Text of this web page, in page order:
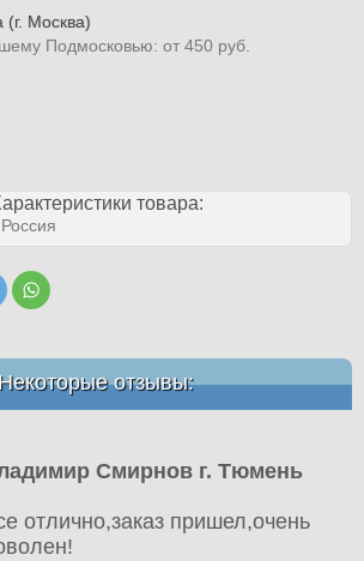
(г. Москва)
Подмосковью: от 450 руб.
товара:
Россия
отзывы:
Смирнов г. Тюмень
отлично,заказ пришел,очень